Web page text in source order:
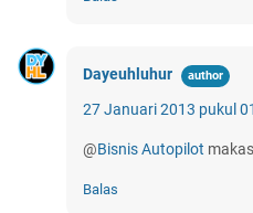
Dayeuhluhur
27 Januari 2013 pukul
@Bisnis Autopilot
Balas